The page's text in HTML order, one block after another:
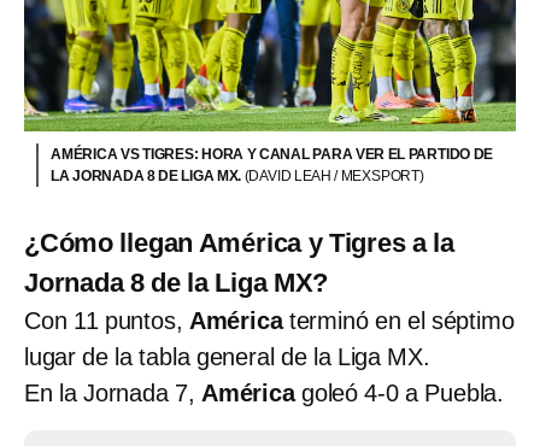
AMÉRICA VS TIGRES: HORA Y CANAL PARA VER EL PARTIDO DE
LA JORNADA 8 DE LIGA MX. (DAVID LEAH / MEXSPORT)
¿Cómo llegan América y Tigres a la
Jornada 8 de la Liga MX?
Con 11 puntos, Américaterminó en el séptimo
lugar de la tabla general de la Liga MX.
En la Jornada 7, Américagoleó 4-0 a Puebla.